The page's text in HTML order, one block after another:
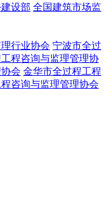
设部 全国建筑市场监
行业协会 宁波市全过
程咨询与监理管理协
会 金华市全过程工程
咨询与监理管理协会